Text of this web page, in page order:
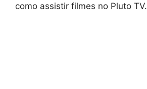
como assistir filmes no Pluto TV.